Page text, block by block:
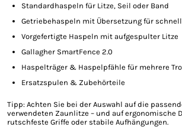
Standardhaspeln für Litze, Seil oder Band
Getriebehaspeln mit Übersetzung für
Vorgefertigte Haspeln mit aufgespulter Litze
Gallagher SmartFence 2.0
Haspelträger & Haspelpfähle für mehrere
Ersatzspulen & Zubehörteile
Tipp: Achten Sie bei der Auswahl auf die
verwendeten Zaunlitze – und auf ergonomische
rutschfeste Griffe oder stabile Aufhängungen.